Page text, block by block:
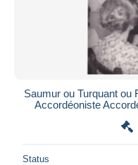
Saumur ou Turquant ou
Accordéoniste
Status